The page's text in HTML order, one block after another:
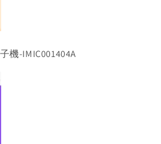
機-IMIC001404A